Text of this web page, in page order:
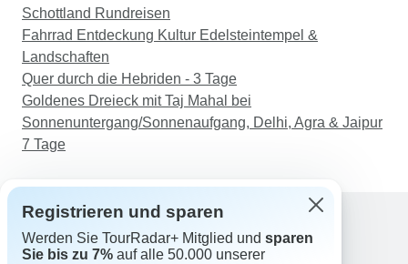
Schottland Rundreisen
Fahrrad Entdeckung Kultur Edelsteintempel &
Landschaften
Quer durch die Hebriden - 3 Tage
Goldenes Dreieck mit Taj Mahal bei
Sonnenuntergang/Sonnenaufgang, Delhi, Agra & Jaipur
7 Tage
Support
Registrieren und sparen
Werden Sie TourRadar+ Mitglied und sparen
Sie bis zu 7% auf alle 50.000 unserer